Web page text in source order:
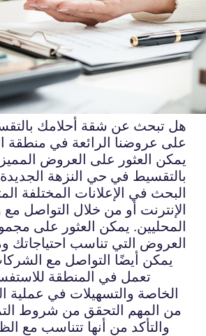
هل تبحث عن شقة أحلامك
على عروضنا الرائعة في منطقة
يمكن العثور على العروض
بالتقسيط في حي النزهة
البحث في الإعلانات المختلفة
الإنترنت أو من خلال التواصل مع
المحليين. يمكن العثور على
العروض التي تناسب احتياجاتك
يمكن أيضًا التواصل مع
تعمل في المنطقة
الخاصة والتسهيلات في عملية
من المهم التحقق من شروط
والتأكد من أنها تتناسب مع